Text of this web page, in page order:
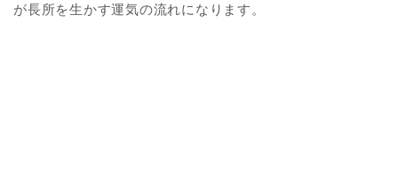
が長所を生かす運気の流れになります。